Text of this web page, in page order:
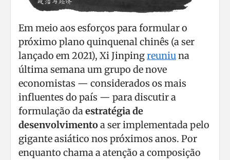
Em meio aos esforços para formular o
próximo plano quinquenal chinês (a ser
lançado em 2021), Xi Jinpingreuniuna
última semana um grupo de nove
economistas — considerados os mais
influentes do país — para discutir a
formulação daestratégia de
desenvolvimentoa ser implementada pelo
gigante asiático nos próximos anos. Por
enquanto chama a atenção a composição